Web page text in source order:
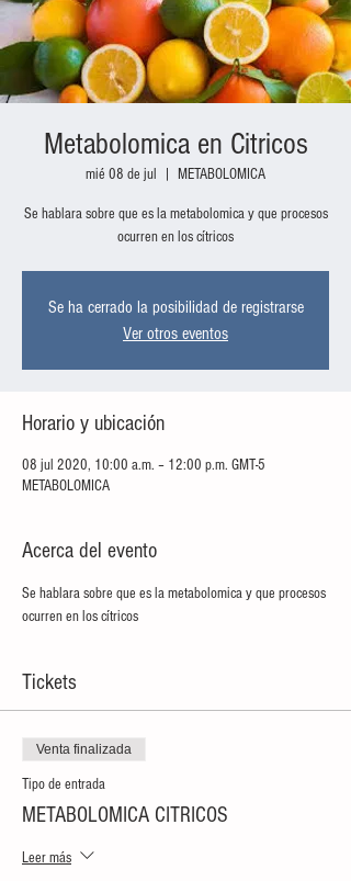
Metabolomica en Citricos
mié 08 de jul METABOLOMICA
Se hablara sobre que es la metabolomica y que procesos
ocurren en los cítricos
Se ha cerrado la posibilidad de registrarse
Ver otros eventos
Horario y ubicación
08 jul 2020, 10:00 a.m. – 12:00 p.m. GMT-5
METABOLOMICA
Acerca del evento
Se hablara sobre que es la metabolomica y que procesos
ocurren en los cítricos
Tickets
Venta finalizada
Tipo de entrada
METABOLOMICA CITRICOS
Leer más